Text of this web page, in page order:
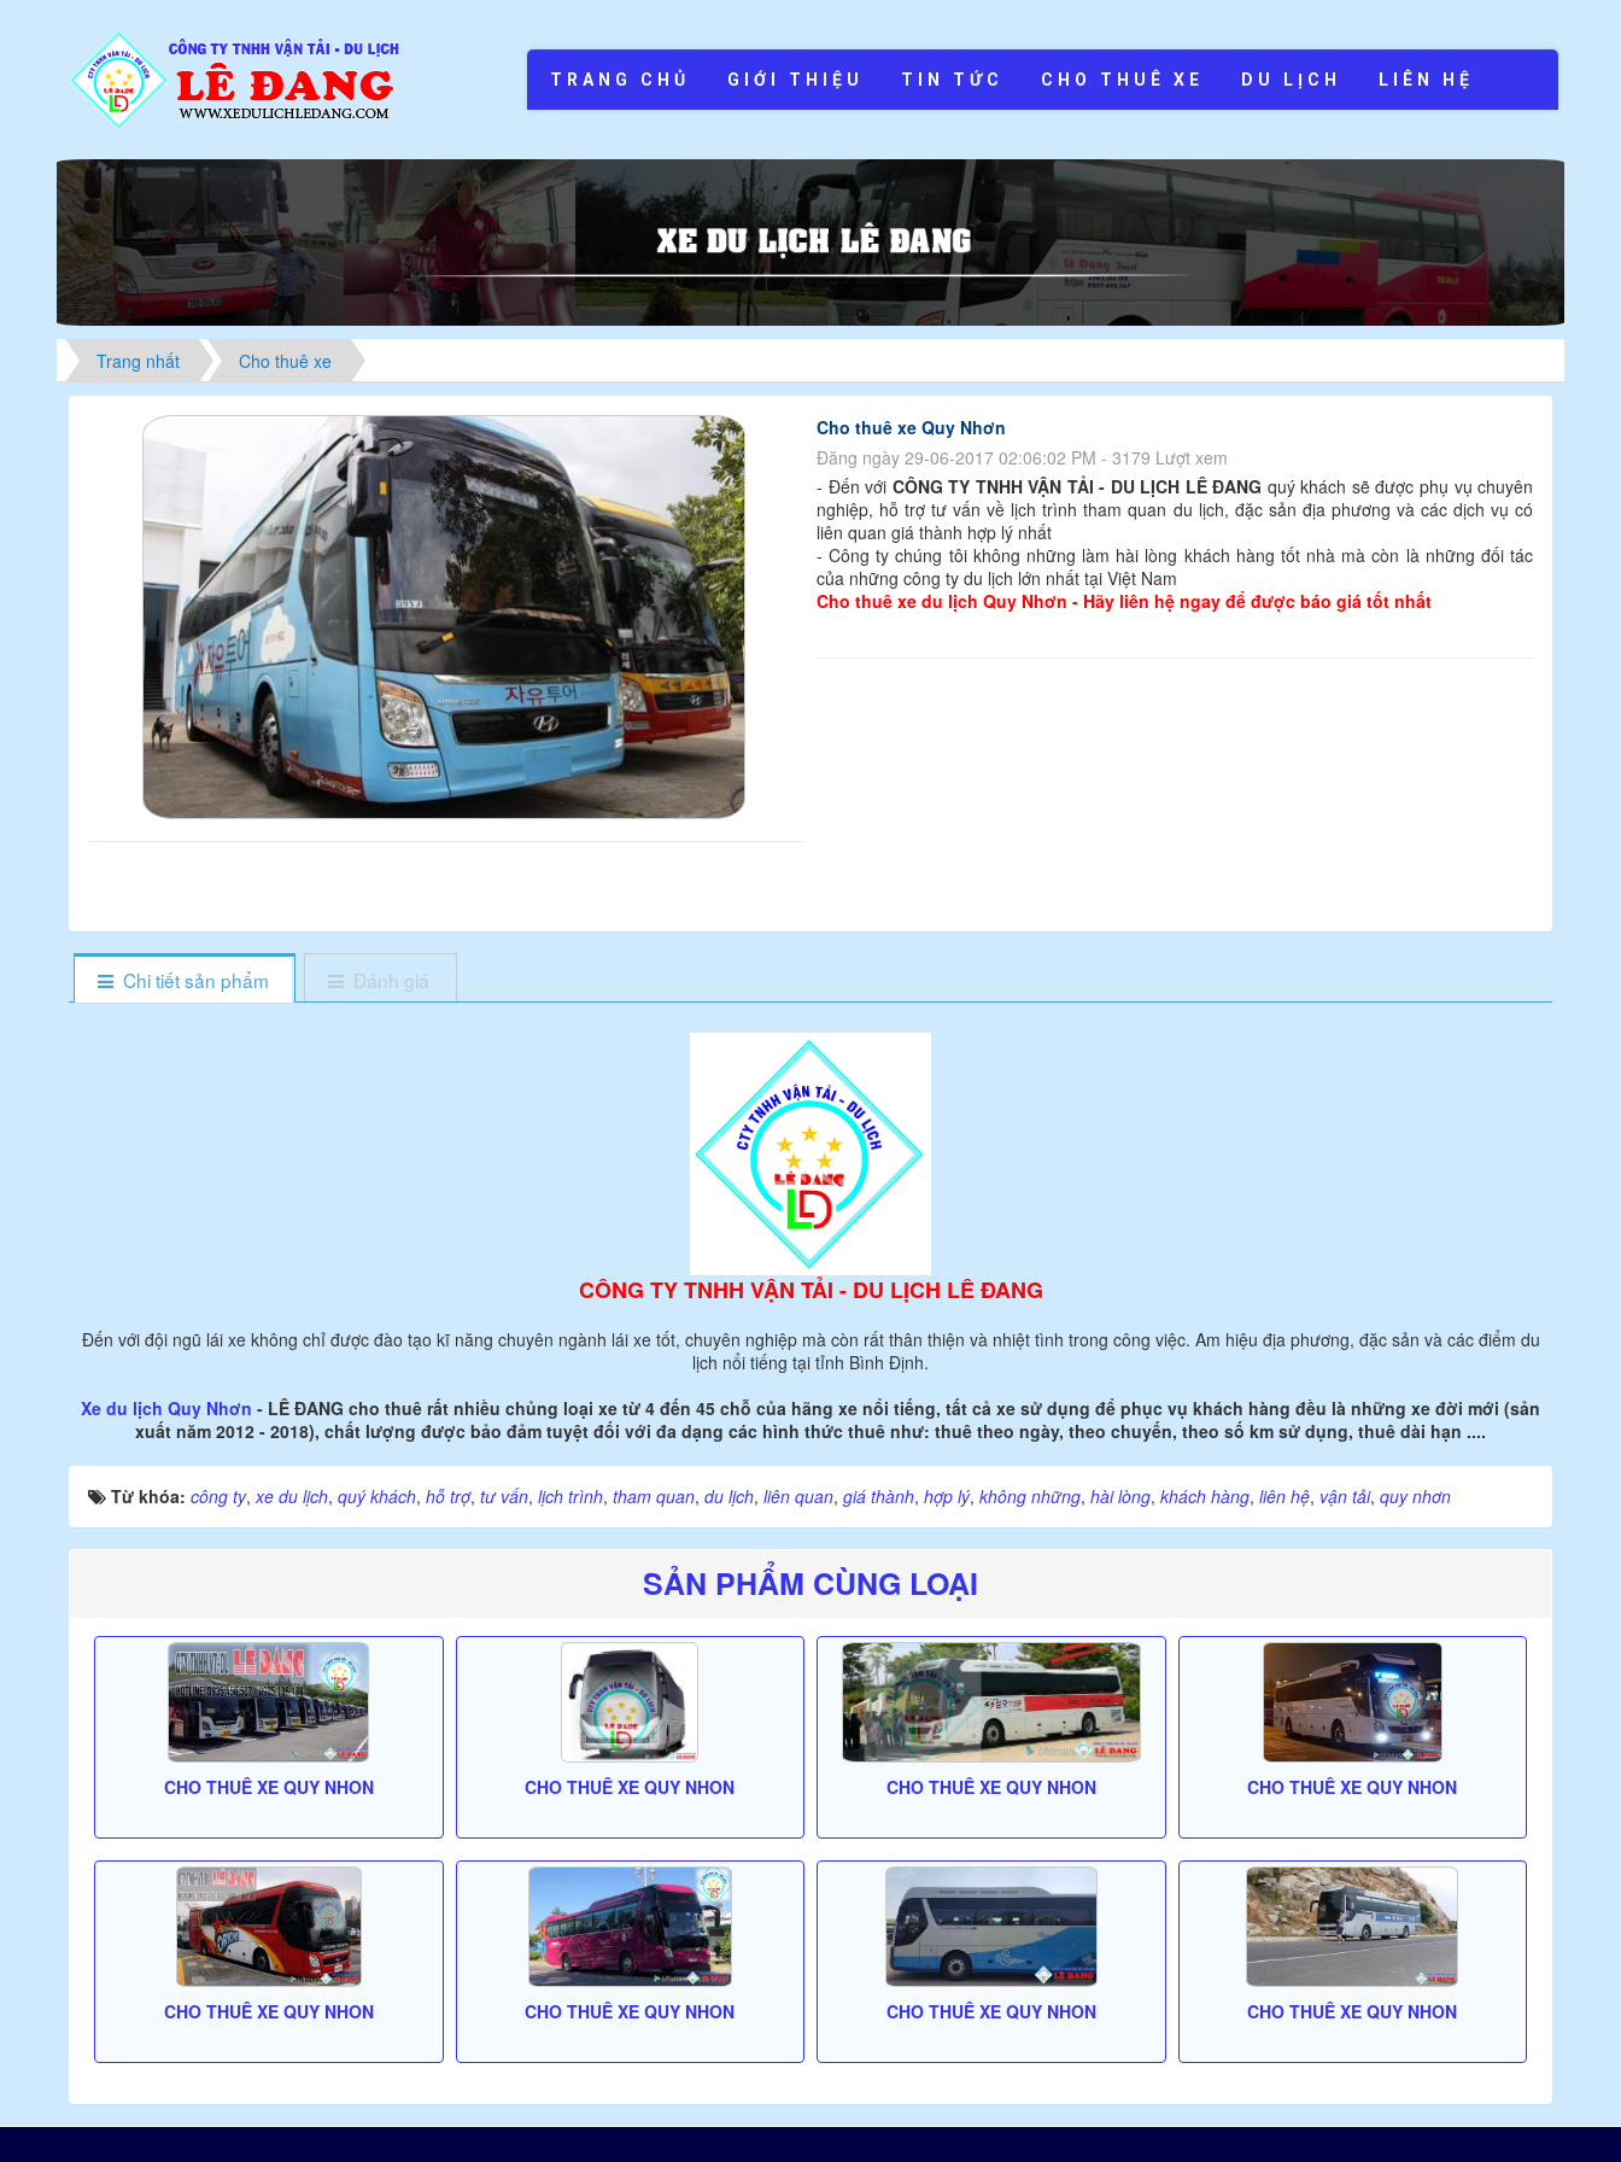
TRANG CHỦ GIỚI THIỆU TIN TỨC CHO THUÊ XE DU LỊCH LIÊN HỆ
Trang nhất Cho thuê xe
Cho thuê xe Quy Nhơn
Đăng ngày 29-06-2017 02:06:02 PM - 3179 Lượt xem
- Đến với CÔNG TY TNHH VẬN TẢI - DU LỊCH LÊ ĐANG quý khách sẽ được phụ vụ chuyên
nghiệp, hỗ trợ tư vấn về lịch trình tham quan du lịch, đặc sản địa phương và các dịch vụ có
liên quan giá thành hợp lý nhất
- Công ty chúng tôi không những làm hài lòng khách hàng tốt nhà mà còn là những đối tác
của những công ty du lịch lớn nhất tại Việt Nam
Cho thuê xe du lịch Quy Nhơn - Hãy liên hệ ngay để được báo giá tốt nhất
Chi tiết sản phẩm Đánh giá
CÔNG TY TNHH VẬN TẢI - DU LỊCH LÊ ĐANG
Đến với đội ngũ lái xe không chỉ được đào tạo kĩ năng chuyên ngành lái xe tốt, chuyên nghiệp mà còn rất thân thiện và nhiệt tình trong công việc. Am hiệu địa phương, đặc sản và các điểm du
lịch nổi tiếng tại tỉnh Bình Định.
Xe du lịch Quy Nhơn - LÊ ĐANG cho thuê rất nhiều chủng loại xe từ 4 đến 45 chỗ của hãng xe nổi tiếng, tất cả xe sử dụng để phục vụ khách hàng đều là những xe đời mới (sản
xuất năm 2012 - 2018), chất lượng được bảo đảm tuyệt đối với đa dạng các hình thức thuê như: thuê theo ngày, theo chuyến, theo số km sử dụng, thuê dài hạn ....
Từ khóa: công ty, xe du lịch, quý khách, hỗ trợ, tư vấn, lịch trình, tham quan, du lịch, liên quan, giá thành, hợp lý, không những, hài lòng, khách hàng, liên hệ, vận tải, quy nhơn
SẢN PHẨM CÙNG LOẠI
CHO THUÊ XE QUY NHON CHO THUÊ XE QUY NHON CHO THUÊ XE QUY NHON CHO THUÊ XE QUY NHON
CHO THUÊ XE QUY NHON CHO THUÊ XE QUY NHON CHO THUÊ XE QUY NHON CHO THUÊ XE QUY NHON